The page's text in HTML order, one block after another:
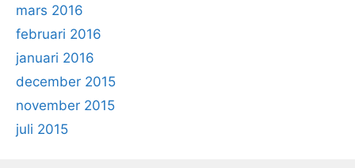
mars 2016
februari 2016
januari 2016
december 2015
november 2015
juli 2015